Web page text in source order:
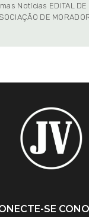
Notícias EDITAL DE
DE
SE